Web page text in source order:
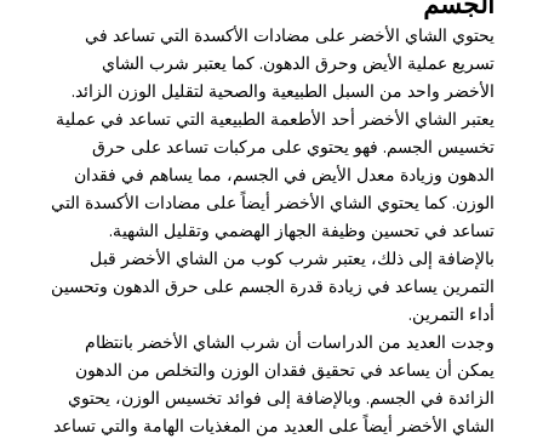
يحتوي الشاي الأخضر على مضادات الأكسدة التي تساعد في
تسريع عملية الأيض وحرق الدهون. كما يعتبر شرب الشاي
الأخضر واحد من السبل الطبيعية والصحية لتقليل الوزن الزائد.
يعتبر الشاي الأخضر أحد الأطعمة الطبيعية التي تساعد في عملية
تخسيس الجسم. فهو يحتوي على مركبات تساعد على حرق
الدهون وزيادة معدل الأيض في الجسم، مما يساهم في فقدان
الوزن. كما يحتوي الشاي الأخضر أيضاً على مضادات الأكسدة التي
تساعد في تحسين وظيفة الجهاز الهضمي وتقليل الشهية.
بالإضافة إلى ذلك، يعتبر شرب كوب من الشاي الأخضر قبل
التمرين يساعد في زيادة قدرة الجسم على حرق الدهون وتحسين
أداء التمرين.
وجدت العديد من الدراسات أن شرب الشاي الأخضر بانتظام
يمكن أن يساعد في تحقيق فقدان الوزن والتخلص من الدهون
الزائدة في الجسم. وبالإضافة إلى فوائد تخسيس الوزن، يحتوي
الشاي الأخضر أيضاً على العديد من المغذيات الهامة والتي تساعد